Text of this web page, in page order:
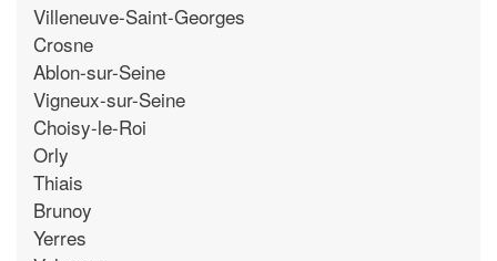
Villeneuve-Saint-Georges
Crosne
Ablon-sur-Seine
Vigneux-sur-Seine
Choisy-le-Roi
Orly
Thiais
Brunoy
Yerres